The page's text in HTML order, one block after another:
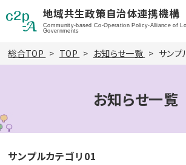
地域共生政策自治体連携機構
Community-based Co-Operation Policy-Alliance of
Governments
総合TOP TOP お知らせ一覧 サンプ
お知らせ一覧
サンプルカテゴリ01